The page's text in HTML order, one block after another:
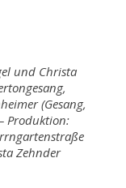
und Christa
(Gesang,
Produktion:
Zehnder